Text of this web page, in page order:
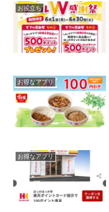
お役立ち
お得なアプリ
お得なアプリ